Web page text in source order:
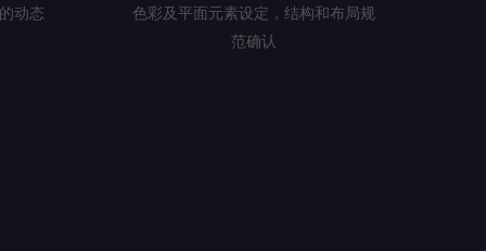
动态
色彩及平面元素设定，结构和布局规
范确认